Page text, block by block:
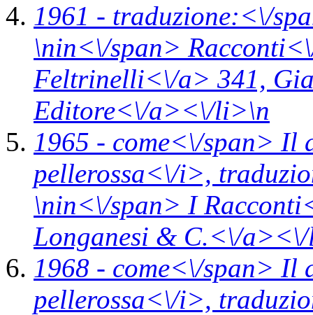
1961 - traduzione:<\/
\nin<\/span>
Feltrinelli<\/a> 341,
Editore<\/a><\/li>\n
1965 - come<\/span> Il
pellerossa<\/i>,
\nin<\/span> I
Longanesi & C.<\/
1968 - come<\/span> Il
pellerossa<\/i>,